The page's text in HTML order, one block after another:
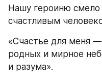
Нашу героиню смело
счастливым
«Счастье для меня
родных и мирное
и разума».